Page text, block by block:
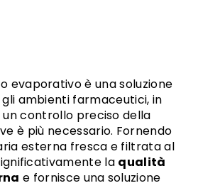
evaporativo è una soluzione
ambienti farmaceutici, in
controllo preciso della
è più necessario. Fornendo
esterna fresca e filtrata al
la qualità
e fornisce una soluzione